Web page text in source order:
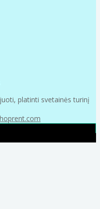
platinti svetainės turinį